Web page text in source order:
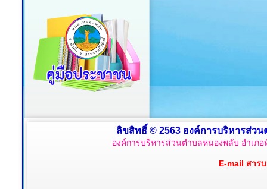
ลิขสิทธิ์ © 2563 องค์การบริหารส่ว
องค์การบริหารส่วนตำบลหนองพลับ อำเภ
E-mail สาร